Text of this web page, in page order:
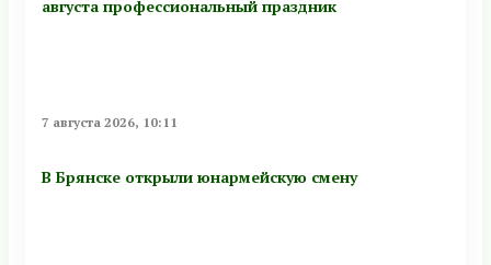
августа профессиональный праздник
7 августа 2026, 10:11
В Брянске открыли юнармейскую смену